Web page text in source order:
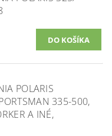
POLARIS
335-500,
A INÉ,